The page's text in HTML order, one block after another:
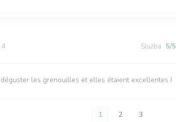
Služba : 5/5
les grenouilles et elles étaient excellentes !
1 2 3